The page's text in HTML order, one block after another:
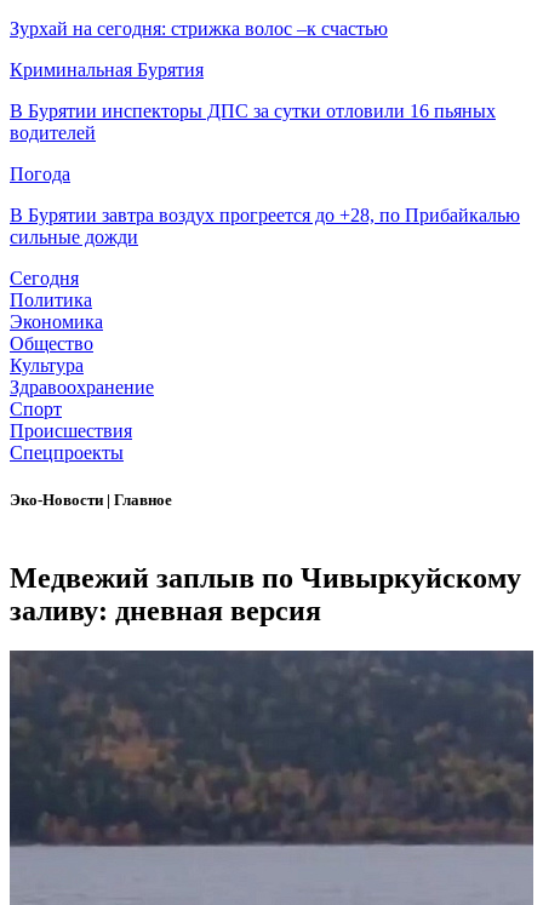
Зурхай на сегодня: стрижка волос –к счастью
Криминальная Бурятия
В Бурятии инспекторы ДПС за сутки отловили 16 пьяных
водителей
Погода
В Бурятии завтра воздух прогреется до +28, по Прибайкалью
сильные дожди
Сегодня
Политика
Экономика
Общество
Культура
Здравоохранение
Спорт
Происшествия
Спецпроекты
Эко-Новости | Главное
Медвежий заплыв по Чивыркуйскому
заливу: дневная версия